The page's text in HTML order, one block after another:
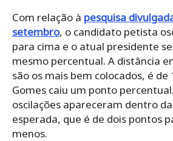
Com relação à pesquisa
setembro, o candidato petista
para cima e o atual presidente
mesmo percentual. A distância
são os mais bem colocados, é de
Gomes caiu um ponto
oscilações apareceram dentro
esperada, que é de dois pontos
menos.